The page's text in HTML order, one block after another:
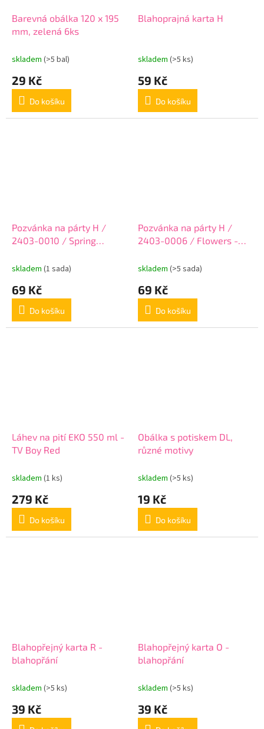
Barevná obálka 120 x 195
mm, zelená 6ks
skladem (>5 bal)
29 Kč
Do košíku
Blahoprajná karta H
skladem (>5 ks)
59 Kč
Do košíku
Pozvánka na párty H /
2403-0010 / Spring
skladem (1 sada)
69 Kč
Do košíku
Pozvánka na párty H /
2403-0006 / Flowers -
skladem (>5 sada)
69 Kč
Do košíku
Láhev na pití EKO 550 ml -
TV Boy Red
skladem (1 ks)
279 Kč
Do košíku
Obálka s potiskem DL,
různé motivy
skladem (>5 ks)
19 Kč
Do košíku
Blahopřejný karta R -
blahopřání
skladem (>5 ks)
39 Kč
Blahopřejný karta O -
blahopřání
skladem (>5 ks)
39 Kč